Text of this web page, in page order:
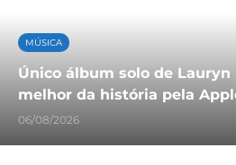
MÚSICA
Único álbum solo de
melhor da história pela
06/08/2026